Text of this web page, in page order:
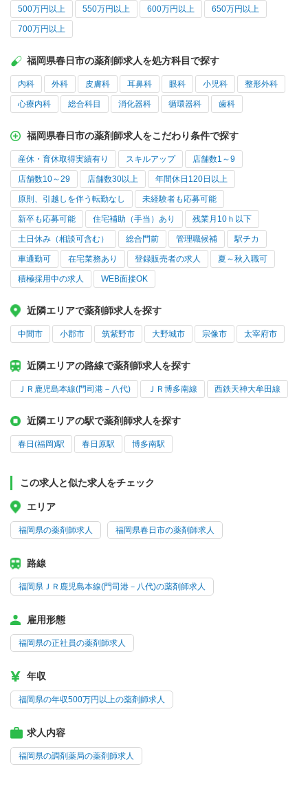
500万円以上 550万円以上 600万円以上 650万円以上
700万円以上
福岡県春日市の薬剤師求人を処方科目で探す
内科 外科 皮膚科 耳鼻科 眼科 小児科 整形外科
心療内科 総合科目 消化器科 循環器科 歯科
福岡県春日市の薬剤師求人をこだわり条件で探す
産休・育休取得実績有り スキルアップ 店舗数1～9
店舗数10～29 店舗数30以上 年間休日120日以上
原則、引越しを伴う転勤なし 未経験者も応募可能
新卒も応募可能 住宅補助（手当）あり 残業月10ｈ以下
土日休み（相談可含む） 総合門前 管理職候補 駅チカ
車通勤可 在宅業務あり 登録販売者の求人 夏～秋入職可
積極採用中の求人 WEB面接OK
近隣エリアで薬剤師求人を探す
中間市 小郡市 筑紫野市 大野城市 宗像市 太宰府市
近隣エリアの路線で薬剤師求人を探す
ＪＲ鹿児島本線(門司港－八代) ＪＲ博多南線 西鉄天神大牟田線
近隣エリアの駅で薬剤師求人を探す
春日(福岡)駅 春日原駅 博多南駅
この求人と似た求人をチェック
エリア
福岡県の薬剤師求人 福岡県春日市の薬剤師求人
路線
福岡県ＪＲ鹿児島本線(門司港－八代)の薬剤師求人
雇用形態
福岡県の正社員の薬剤師求人
年収
福岡県の年収500万円以上の薬剤師求人
求人内容
福岡県の調剤薬局の薬剤師求人